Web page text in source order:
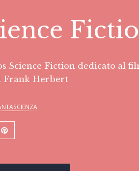
Science Fiction dedicato al
Frank Herbert